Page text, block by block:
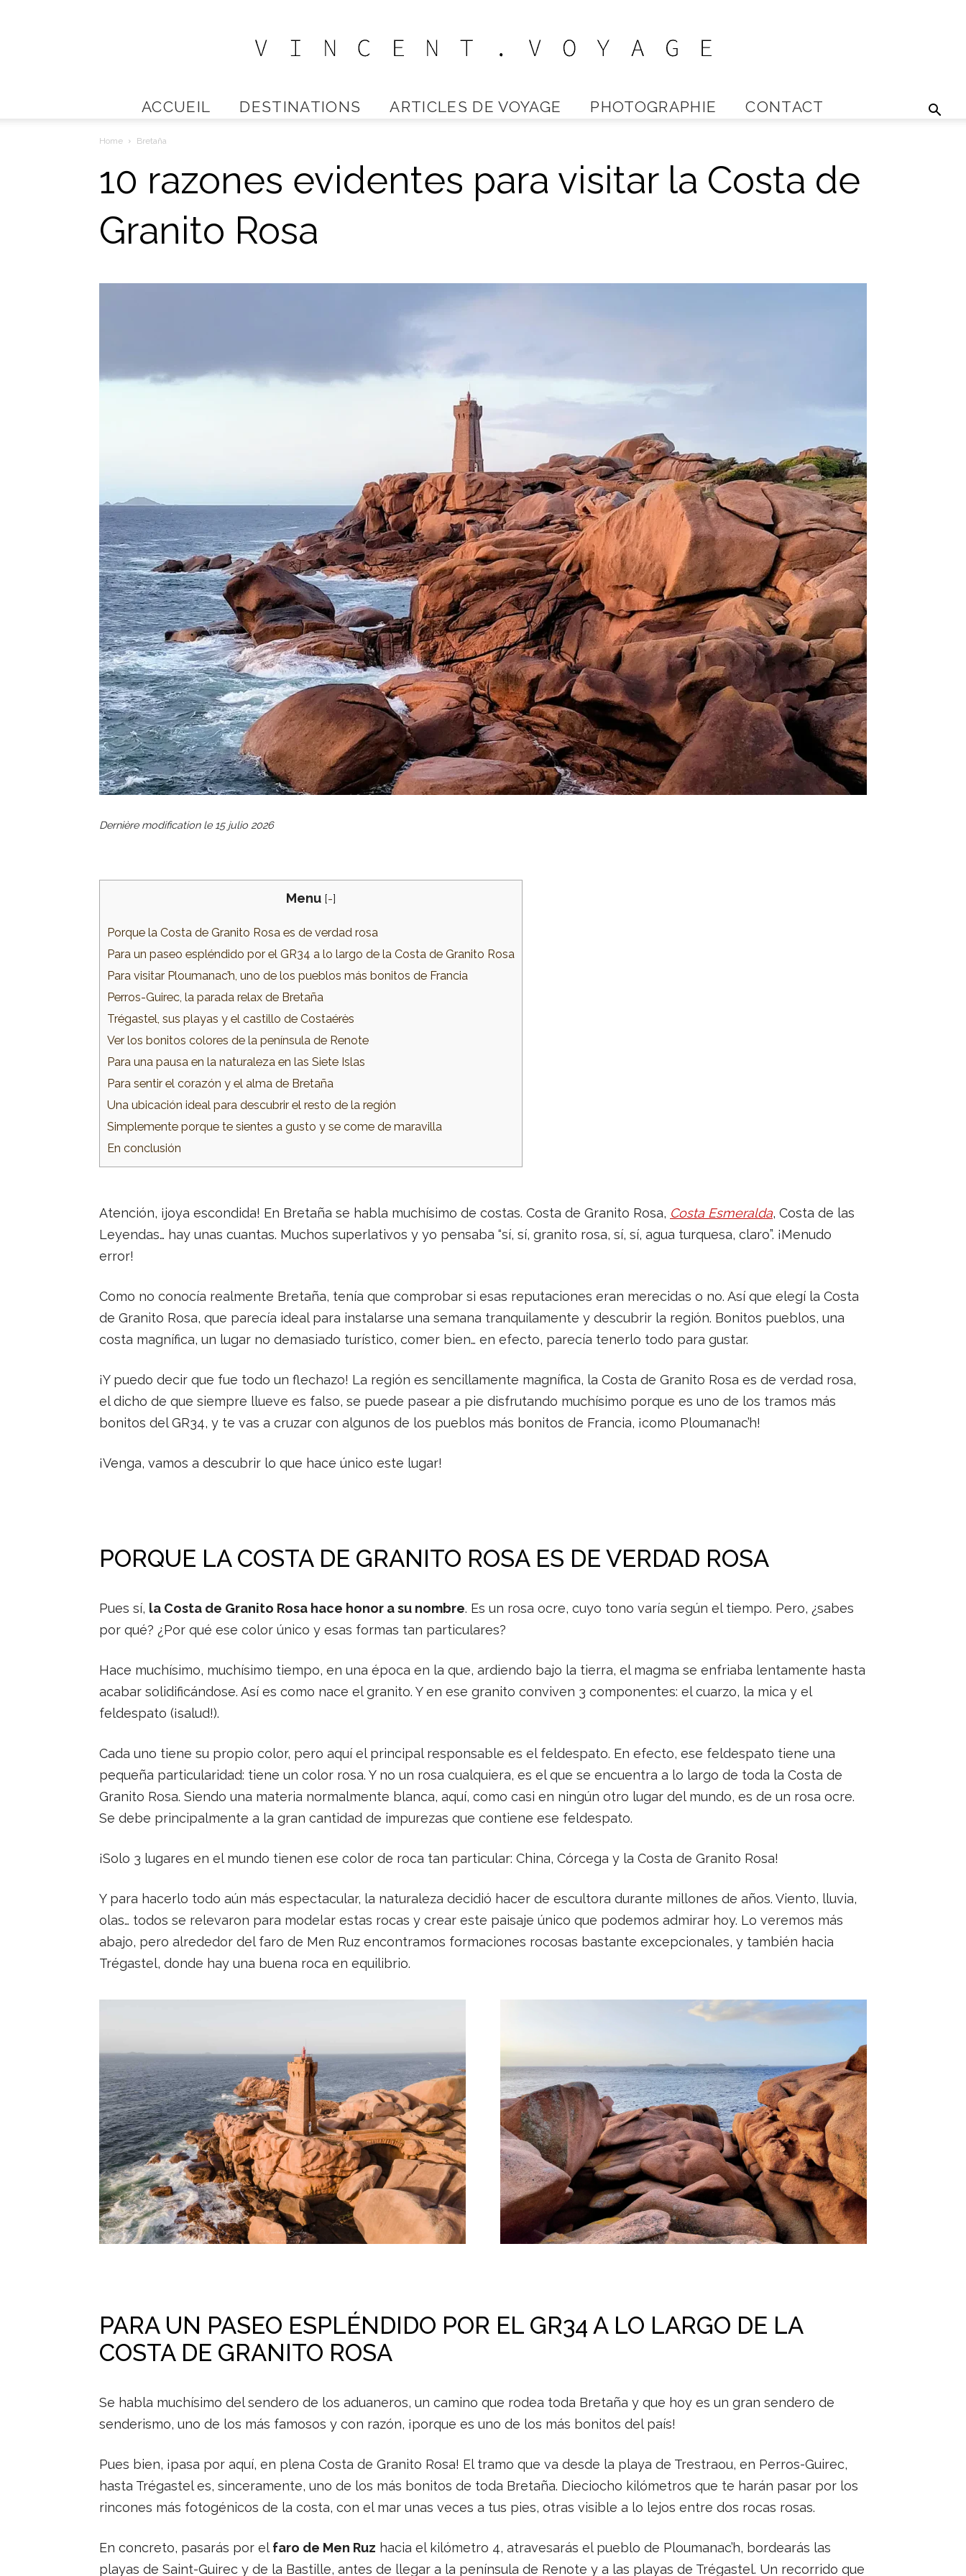
Vincent
ACCUEIL DESTINATIONS ARTICLES DE VOYAGE PHOTOGRAPHIE CONTACT
Home Bretaña
10 razones evidentes para visitar la Costa de
Granito Rosa
Dernière modification le 15 julio 2026
Menu [-]
Porque la Costa de Granito Rosa es de verdad rosa
Para un paseo espléndido por el GR34 a lo largo de la Costa de Granito Rosa
Para visitar Ploumanac’h, uno de los pueblos más bonitos de Francia
Perros-Guirec, la parada relax de Bretaña
Trégastel, sus playas y el castillo de Costaérès
Ver los bonitos colores de la península de Renote
Para una pausa en la naturaleza en las Siete Islas
Para sentir el corazón y el alma de Bretaña
Una ubicación ideal para descubrir el resto de la región
Simplemente porque te sientes a gusto y se come de maravilla
En conclusión
Atención, ¡joya escondida! En Bretaña se habla muchísimo de costas. Costa de Granito Rosa, Costa Esmeralda, Costa de las
Leyendas… hay unas cuantas. Muchos superlativos y yo pensaba “sí, sí, granito rosa, sí, sí, agua turquesa, claro”. ¡Menudo
error!
Como no conocía realmente Bretaña, tenía que comprobar si esas reputaciones eran merecidas o no. Así que elegí la Costa
de Granito Rosa, que parecía ideal para instalarse una semana tranquilamente y descubrir la región. Bonitos pueblos, una
costa magnífica, un lugar no demasiado turístico, comer bien… en efecto, parecía tenerlo todo para gustar.
¡Y puedo decir que fue todo un flechazo! La región es sencillamente magnífica, la Costa de Granito Rosa es de verdad rosa,
el dicho de que siempre llueve es falso, se puede pasear a pie disfrutando muchísimo porque es uno de los tramos más
bonitos del GR34, y te vas a cruzar con algunos de los pueblos más bonitos de Francia, ¡como Ploumanac’h!
¡Venga, vamos a descubrir lo que hace único este lugar!
PORQUE LA COSTA DE GRANITO ROSA ES DE VERDAD ROSA
Pues sí, la Costa de Granito Rosa hace honor a su nombre. Es un rosa ocre, cuyo tono varía según el tiempo. Pero, ¿sabes
por qué? ¿Por qué ese color único y esas formas tan particulares?
Hace muchísimo, muchísimo tiempo, en una época en la que, ardiendo bajo la tierra, el magma se enfriaba lentamente hasta
acabar solidificándose. Así es como nace el granito. Y en ese granito conviven 3 componentes: el cuarzo, la mica y el
feldespato (¡salud!).
Cada uno tiene su propio color, pero aquí el principal responsable es el feldespato. En efecto, ese feldespato tiene una
pequeña particularidad: tiene un color rosa. Y no un rosa cualquiera, es el que se encuentra a lo largo de toda la Costa de
Granito Rosa. Siendo una materia normalmente blanca, aquí, como casi en ningún otro lugar del mundo, es de un rosa ocre.
Se debe principalmente a la gran cantidad de impurezas que contiene ese feldespato.
¡Solo 3 lugares en el mundo tienen ese color de roca tan particular: China, Córcega y la Costa de Granito Rosa!
Y para hacerlo todo aún más espectacular, la naturaleza decidió hacer de escultora durante millones de años. Viento, lluvia,
olas… todos se relevaron para modelar estas rocas y crear este paisaje único que podemos admirar hoy. Lo veremos más
abajo, pero alrededor del faro de Men Ruz encontramos formaciones rocosas bastante excepcionales, y también hacia
Trégastel, donde hay una buena roca en equilibrio.
PARA UN PASEO ESPLÉNDIDO POR EL GR34 A LO LARGO DE LA
COSTA DE GRANITO ROSA
Se habla muchísimo del sendero de los aduaneros, un camino que rodea toda Bretaña y que hoy es un gran sendero de
senderismo, uno de los más famosos y con razón, ¡porque es uno de los más bonitos del país!
Pues bien, ¡pasa por aquí, en plena Costa de Granito Rosa! El tramo que va desde la playa de Trestraou, en Perros-Guirec,
hasta Trégastel es, sinceramente, uno de los más bonitos de toda Bretaña. Dieciocho kilómetros que te harán pasar por los
rincones más fotogénicos de la costa, con el mar unas veces a tus pies, otras visible a lo lejos entre dos rocas rosas.
En concreto, pasarás por el faro de Men Ruz hacia el kilómetro 4, atravesarás el pueblo de Ploumanac’h, bordearás las
playas de Saint-Guirec y de la Bastille, antes de llegar a la península de Renote y a las playas de Trégastel. Un recorrido que